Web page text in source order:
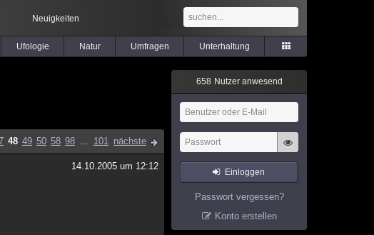
Neuigkeiten
Ufologie Natur Umfragen Unterhaltung
48 49 50 58 98 ... 101 nächste
14.10.2005 um 12:12
658 Nutzer anwesend
Einloggen
Passwort vergessen?
Konto erstellen